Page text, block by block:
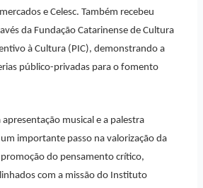
e Celesc. Também recebeu
da Fundação Catarinense de Cultura
à Cultura (PIC), demonstrando a
público-privadas para o fomento
musical e a palestra
importante passo na valorização da
do pensamento crítico,
com a missão do Instituto